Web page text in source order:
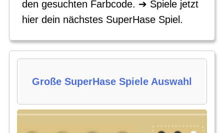
den gesuchten Farbcode. ➔ Spiele jetzt
hier dein nächstes SuperHase Spiel.
Große SuperHase Spiele Auswahl